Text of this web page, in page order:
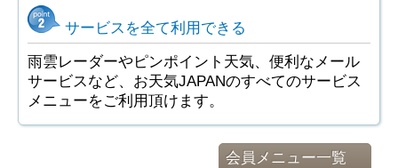
サービスを全て利用できる
雨雲レーダーやピンポイント天気、便利なメール
サービスなど、お天気JAPANのすべてのサービス
メニューをご利用頂けます。
会員メニュー一覧